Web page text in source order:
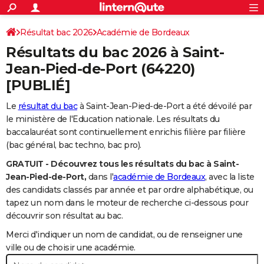
ACTUALITÉS
Politique
Société
Faits Divers
Education
Monde
Villes
+
SPORT
Coupe du monde 2026
Football
Tennis
Cyclisme
Rugby
Forum
Programme TV
TNT
Streaming
Cinéma
Sorties cinéma
Musique
+FINANCE
Retraite
Impôts
Epargne
Immobilier
Risques naturels par ville
Banque
Assurance
Crédit
AUTO
Essais
Réserver un essai
Citadines
Berlines
SUV
Forum auto
+
HIGH-TECH
Forum
Aménagement intérieur
Extérieur
Cuisine
Salle de bains
Jardinage
Rangement
+WEEK-END
Guides de France
Escapades
Patrimoine
Expositions
Musées
Week-end nature
+
LIFESTYLE
SANTE
Alimentation
Guide de la santé
Maladies
Médicaments
Sommeil
+VOYAGE
S'inscrire
Connexion
Résultat bac 2026 Académie de Bordeaux
Résultats du bac 2026 à Saint-
Jean-Pied-de-Port(64220)
[PUBLIÉ]
Le résultat du bacà Saint-Jean-Pied-de-Port a été dévoilé par
le ministère de l'Education nationale. Les résultats du
baccalauréat sont continuellement enrichis filière par filière
(bac général, bac techno, bac pro).
GRATUIT - Découvrez tous les résultats du bac à Saint-
Jean-Pied-de-Port, dans l'académie de Bordeaux, avec la liste
des candidats classés par année et par ordre alphabétique, ou
tapez un nom dans le moteur de recherche ci-dessous pour
découvrir son résultat au bac.
Merci d'indiquer un nom de candidat, ou de renseigner une
ville ou de choisir une académie.